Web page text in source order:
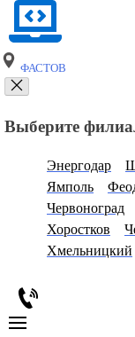
ФАСТОВ
Выберите
Энергодар
Ямполь
Червоноград
Хоростков
Хмельницкий